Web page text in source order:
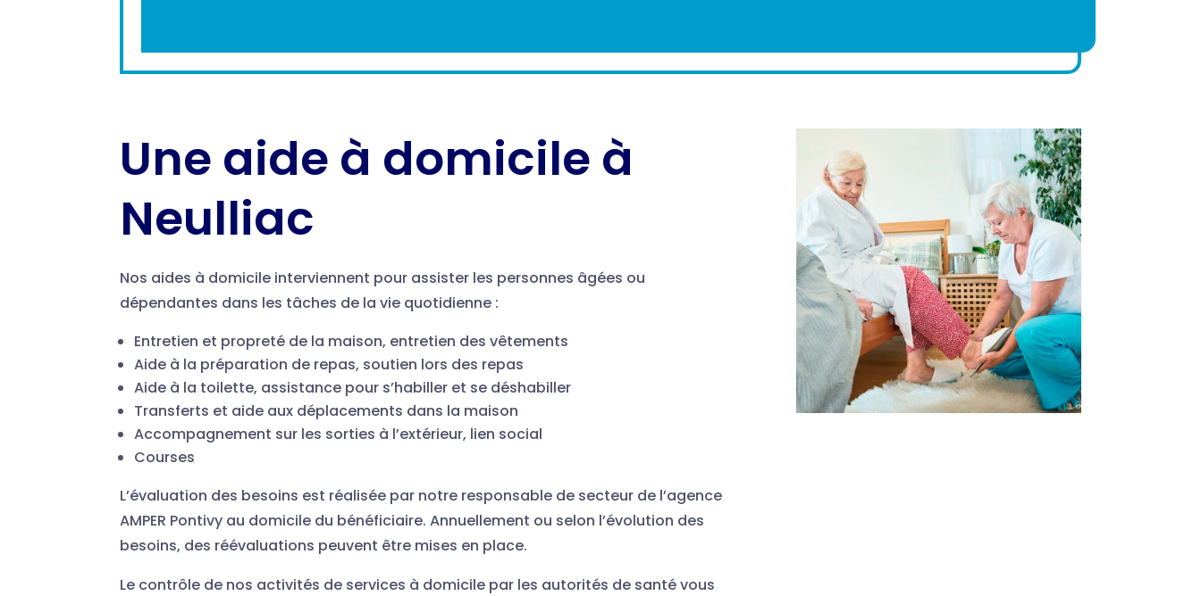
Une aide à domicile à
Neulliac
Nos aides à domicile interviennent pour assister les personnes âgées ou
dépendantes dans les tâches de la vie quotidienne :
Entretien et propreté de la maison, entretien des vêtements
Aide à la préparation de repas, soutien lors des repas
Aide à la toilette, assistance pour s’habiller et se déshabiller
Transferts et aide aux déplacements dans la maison
Accompagnement sur les sorties à l’extérieur, lien social
Courses
L’évaluation des besoins est réalisée par notre responsable de secteur de l’agence
AMPER Pontivy au domicile du bénéficiaire. Annuellement ou selon l’évolution des
besoins, des réévaluations peuvent être mises en place.
Le contrôle de nos activités de services à domicile par les autorités de santé vous